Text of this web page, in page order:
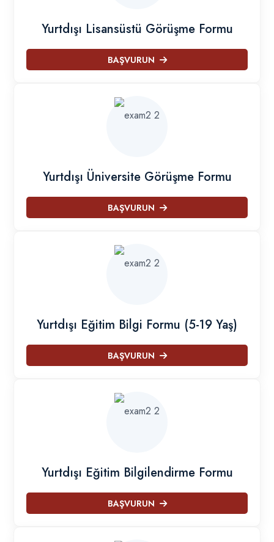
Yurtdışı Lisansüstü Görüşme Formu
BAŞVURUN
Yurtdışı Üniversite Görüşme Formu
BAŞVURUN
Yurtdışı Eğitim Bilgi Formu (5-19 Yaş)
BAŞVURUN
Yurtdışı Eğitim Bilgilendirme Formu
BAŞVURUN